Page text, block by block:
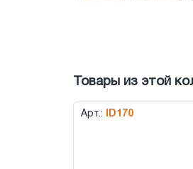
Товары из этой
Арт.: ID170